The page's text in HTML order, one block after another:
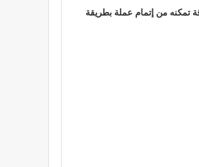
من إتمام عملة بطريقة